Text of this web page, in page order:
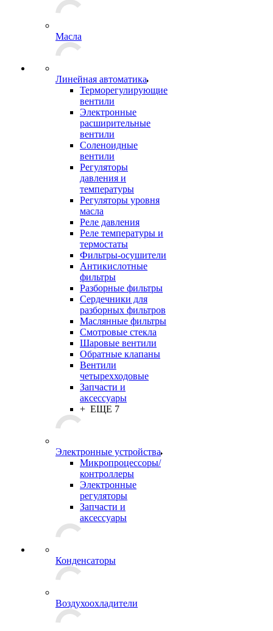
Масла
Линейная автоматика
Терморегулирующие
вентили
Электронные
расширительные
вентили
Соленоидные
вентили
Регуляторы
давления и
температуры
Регуляторы уровня
масла
Реле давления
Реле температуры и
термостаты
Фильтры-осушители
Антикислотные
фильтры
Разборные фильтры
Сердечники для
разборных фильтров
Маслянные фильтры
Смотровые стекла
Шаровые вентили
Обратные клапаны
Вентили
четырехходовые
Запчасти и
аксессуары
+ ЕЩЕ 7
Электронные устройства
Микропроцессоры/
контроллеры
Электронные
регуляторы
Запчасти и
аксессуары
Конденсаторы
Воздухоохладители